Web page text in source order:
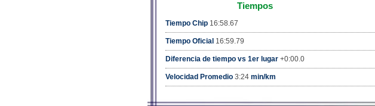
Tiempos
Tiempo Chip 16:58.67
Tiempo Oficial 16:59.79
Diferencia de tiempo vs 1er lugar +0:00.0
Velocidad Promedio 3:24 min/km